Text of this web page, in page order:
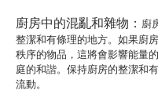
廚房中的混亂和雜物： 廚
整潔和有條理的地方。如果廚
秩序的物品，這將會影響能量
庭的和諧。保持廚房的整潔和
流動。